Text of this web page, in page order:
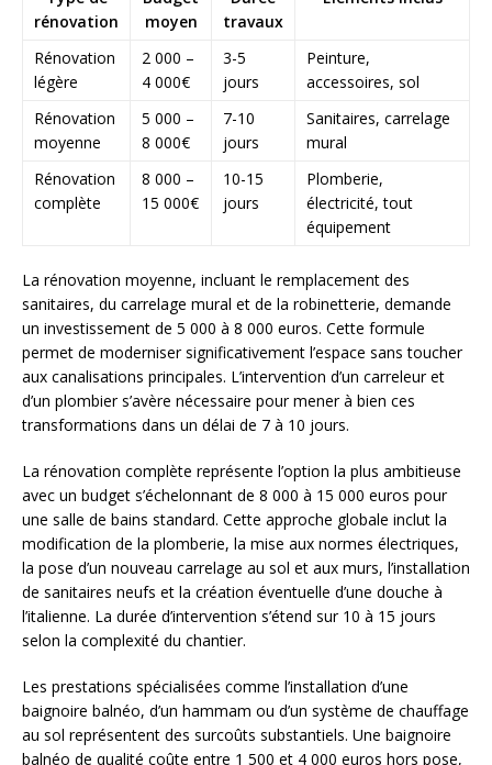
rénovation
moyen
travaux
Rénovation
légère
2 000 –
4 000€
3-5
jours
Peinture,
accessoires, sol
Rénovation
moyenne
5 000 –
8 000€
7-10
jours
Sanitaires, carrelage
mural
Rénovation
complète
8 000 –
15 000€
10-15
jours
Plomberie,
électricité, tout
équipement
La rénovation moyenne, incluant le remplacement des
sanitaires, du carrelage mural et de la robinetterie, demande
un investissement de 5 000 à 8 000 euros. Cette formule
permet de moderniser significativement l’espace sans toucher
aux canalisations principales. L’intervention d’un carreleur et
d’un plombier s’avère nécessaire pour mener à bien ces
transformations dans un délai de 7 à 10 jours.
La rénovation complète représente l’option la plus ambitieuse
avec un budget s’échelonnant de 8 000 à 15 000 euros pour
une salle de bains standard. Cette approche globale inclut la
modification de la plomberie, la mise aux normes électriques,
la pose d’un nouveau carrelage au sol et aux murs, l’installation
de sanitaires neufs et la création éventuelle d’une douche à
l’italienne. La durée d’intervention s’étend sur 10 à 15 jours
selon la complexité du chantier.
Les prestations spécialisées comme l’installation d’une
baignoire balnéo, d’un hammam ou d’un système de chauffage
au sol représentent des surcoûts substantiels. Une baignoire
balnéo de qualité coûte entre 1 500 et 4 000 euros hors pose,